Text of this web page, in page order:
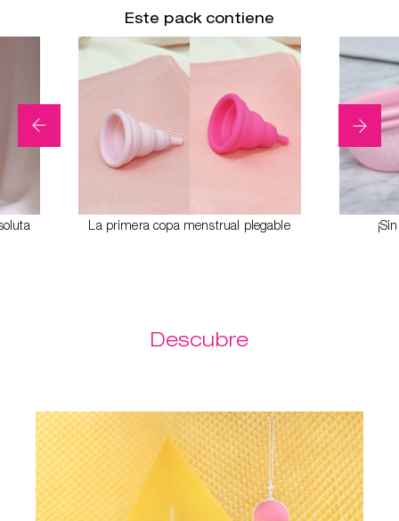
Este pack contiene
La primera copa menstrual plegable
Descubre